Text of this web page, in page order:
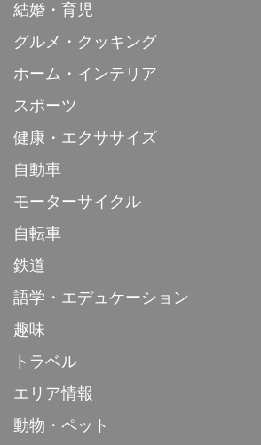
結婚・育児
グルメ・クッキング
ホーム・インテリア
スポーツ
健康・エクササイズ
自動車
モーターサイクル
自転車
鉄道
語学・エデュケーション
趣味
トラベル
エリア情報
動物・ペット